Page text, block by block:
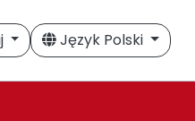
Język Polski